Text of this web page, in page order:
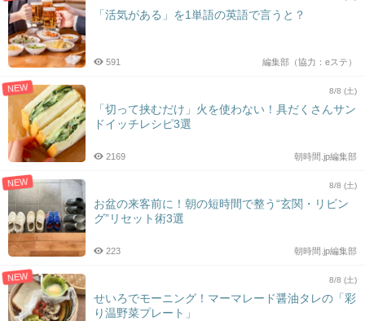
「活気がある」を1単語の英語で言うと？
編集部（協力：eステ）
591
NEW 8/8 (土)
「切って挟むだけ」火を使わない！具だくさんサン
ドイッチレシピ3選
朝時間.jp編集部
2169
NEW 8/8 (土)
お盆の来客前に！朝の短時間で整う“玄関・リビン
グ”リセット術3選
朝時間.jp編集部
223
NEW 8/8 (土)
せいろでモーニング！マーマレード醤油タレの「彩
り温野菜プレート」